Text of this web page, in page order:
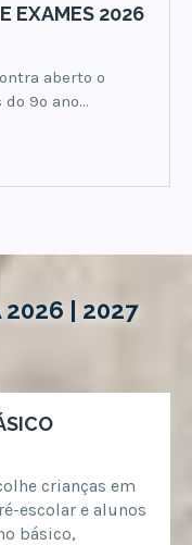
EXAMES 2026
aberto o
9º ano…
2026 | 2027
crianças em
escolar e alunos
básico,